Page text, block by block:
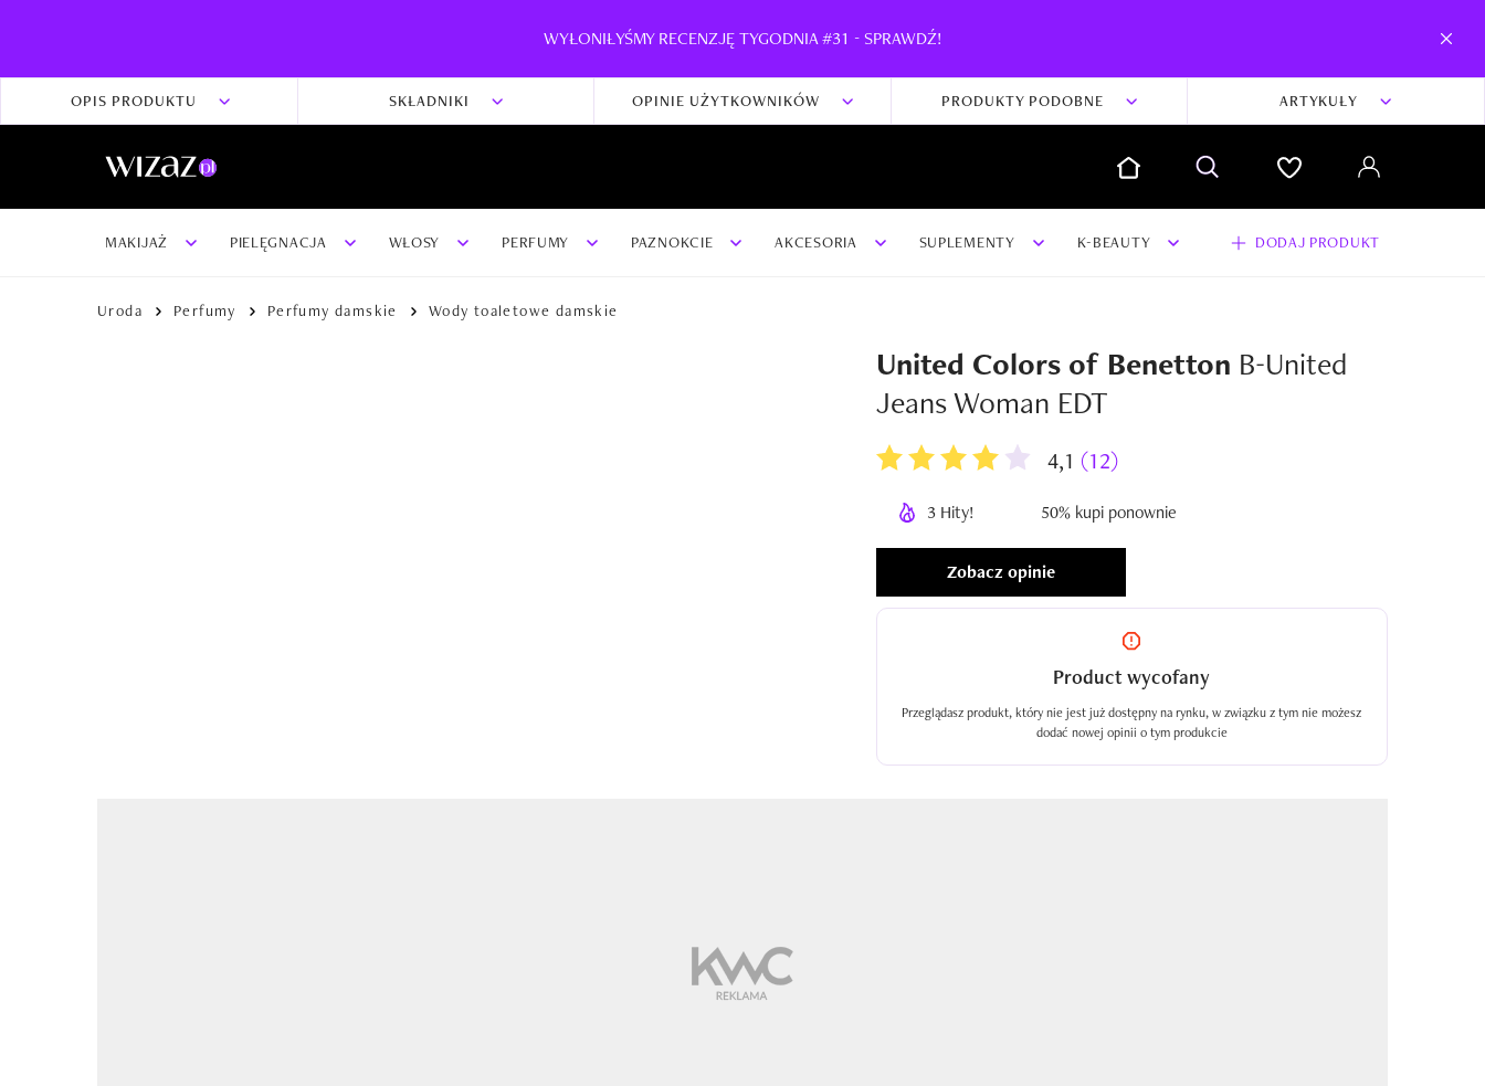
WYŁONIŁYŚMY RECENZJĘ TYGODNIA #31 - SPRAWDŹ!
OPIS PRODUKTU SKŁADNIKI OPINIE UŻYTKOWNIKÓW PRODUKTY PODOBNE ARTYKUŁY
MAKIJAŻ PIELĘGNACJA WŁOSY PERFUMY PAZNOKCIE AKCESORIA SUPLEMENTY K-BEAUTY DODAJ PRODUKT
Uroda Perfumy Perfumy damskie Wody toaletowe damskie
dodaj swoją opinię i zdjęcia do produktu
United Colors of Benetton B-United
Jeans Woman EDT
4,1 (12)
3 Hity! 50% kupi ponownie
Zobacz opinie
Product wycofany
Przeglądasz produkt, który nie jest już dostępny na rynku, w związku z tym nie możesz
dodać nowej opinii o tym produkcie